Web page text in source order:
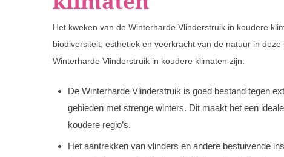
Het kweken van de Winterharde Vlinderstruik in koudere
biodiversiteit, esthetiek en veerkracht van de natuur in
Winterharde Vlinderstruik in koudere klimaten zijn:
De Winterharde Vlinderstruik is goed bestand tegen
gebieden met strenge winters. Dit maakt het een
koudere regio’s.
Het aantrekken van vlinders en andere bestuivende